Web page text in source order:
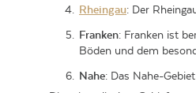
Rheingau: Der
Franken: Franken ist
Böden und dem
Nahe: Das Nahe-